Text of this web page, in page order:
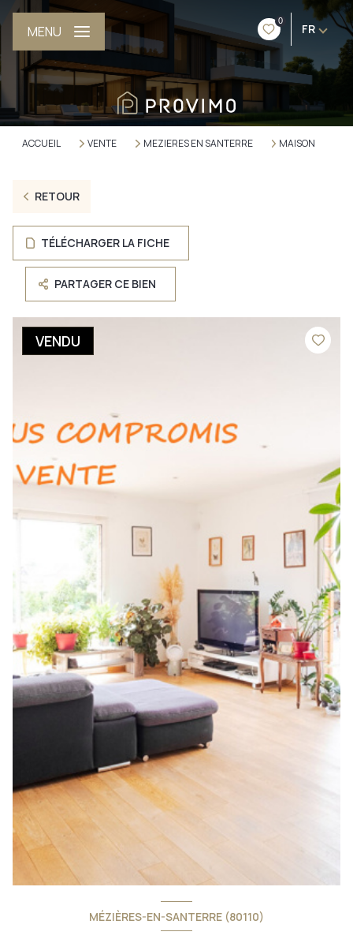
0
FR
MENU
ACCUEIL VENTE MEZIERES EN SANTERRE MAISON
RETOUR
TÉLÉCHARGER LA FICHE
PARTAGER CE BIEN
VENDU
MÉZIÈRES-EN-SANTERRE (80110)